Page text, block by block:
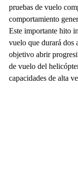
pruebas de vuelo
comportamiento
Este importante hito
vuelo que durará dos
objetivo abrir
de vuelo del
capacidades de alta